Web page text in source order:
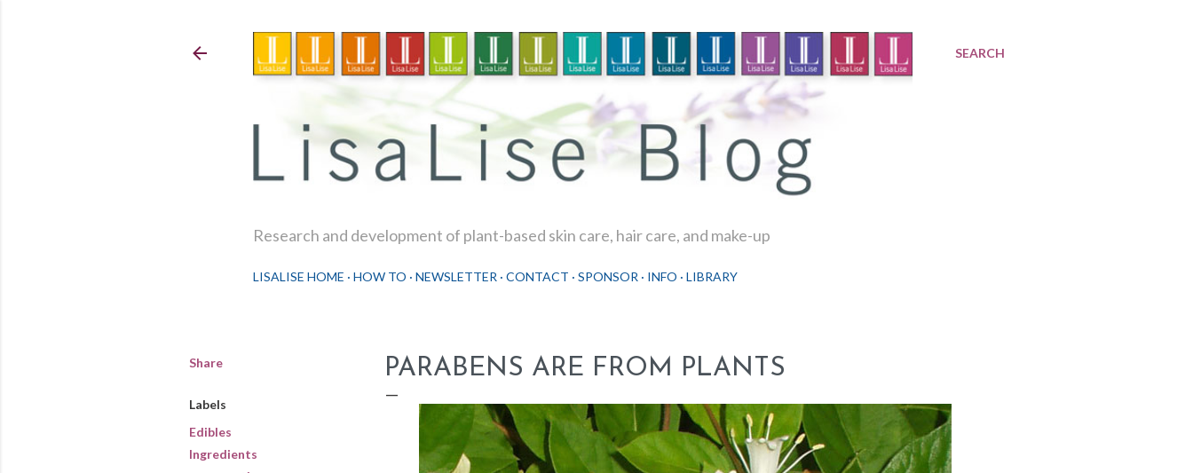
SEARCH
Research and development of plant-based skin care, hair care, and make-up
LISALISE HOME HOW TO NEWSLETTER CONTACT SPONSOR INFO LIBRARY
Share
Labels
Edibles
Ingredients
PARABENS ARE FROM PLANTS